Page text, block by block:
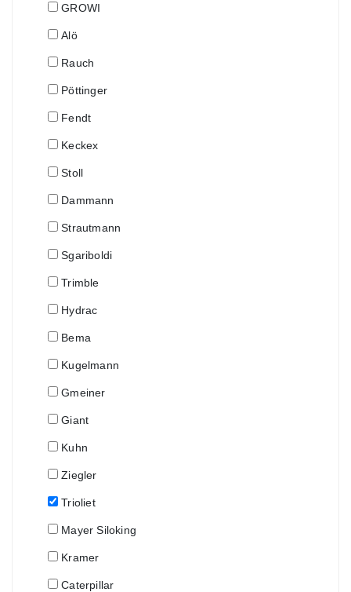
GROWI
Alö
Rauch
Pöttinger
Fendt
Keckex
Stoll
Dammann
Strautmann
Sgariboldi
Trimble
Hydrac
Bema
Kugelmann
Gmeiner
Giant
Kuhn
Ziegler
Trioliet
Mayer Siloking
Kramer
Caterpillar